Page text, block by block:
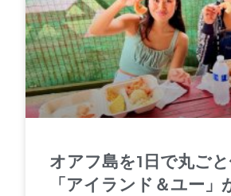
オアフ島を1日で丸ごと
「アイランド＆ユー」